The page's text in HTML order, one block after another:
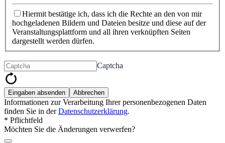
Hiermit bestätige ich, dass ich die Rechte an den von mir
hochgeladenen Bildern und Dateien besitze und diese auf der
Veranstaltungsplattform und all ihren verknüpften Seiten
dargestellt werden dürfen.
Captcha
Eingaben absenden Abbrechen
Informationen zur Verarbeitung Ihrer personenbezogenen Daten
finden Sie in derDatenschutzerklärung.
* Pflichtfeld
Möchten Sie die Änderungen verwerfen?